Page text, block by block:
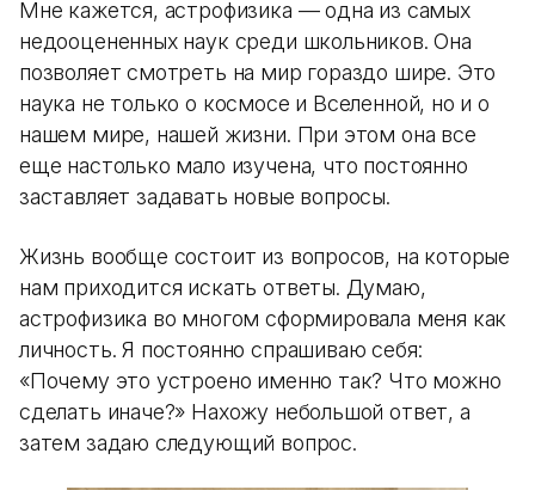
Мне кажется, астрофизика — одна из самых
недооцененных наук среди школьников. Она
позволяет смотреть на мир гораздо шире. Это
наука не только о космосе и Вселенной, но и о
нашем мире, нашей жизни. При этом она все
еще настолько мало изучена, что постоянно
заставляет задавать новые вопросы.
Жизнь вообще состоит из вопросов, на которые
нам приходится искать ответы. Думаю,
астрофизика во многом сформировала меня как
личность. Я постоянно спрашиваю себя:
«Почему это устроено именно так? Что можно
сделать иначе?» Нахожу небольшой ответ, а
затем задаю следующий вопрос.